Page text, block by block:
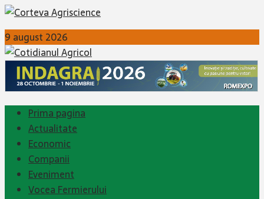
9 august 2026
Prima pagina
Actualitate
Economic
Companii
Eveniment
Vocea Fermierului